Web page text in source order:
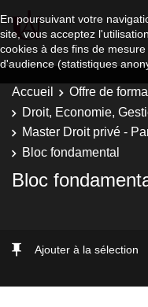
En poursuivant votre
site, vous acceptez
cookies à des fins de mesure
d'audience (statistiques
Accueil Offre de
Droit, Economie,
Master Droit privé -
Bloc fondamental
Bloc
Ajouter à la sélection